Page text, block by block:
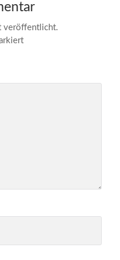
veröffentlicht.